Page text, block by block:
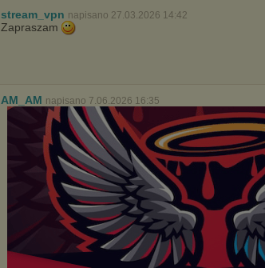
stream_vpn napisano 27.03.2026 14:42
Zapraszam
AM_AM napisano 7.06.2026 16:35